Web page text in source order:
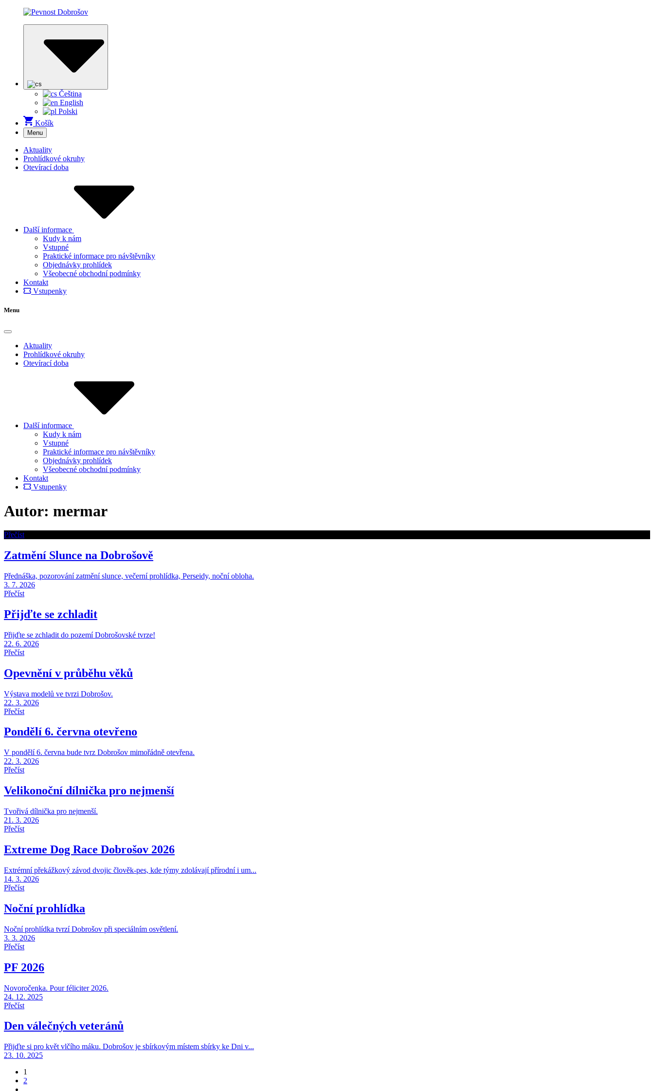
Čeština
English
Polski
Košík
Menu
Aktuality
Prohlídkové okruhy
Otevírací doba
Další informace
Kudy k nám
Vstupné
Praktické informace pro návštěvníky
Objednávky prohlídek
Všeobecné obchodní podmínky
Kontakt
Vstupenky
Menu
Aktuality
Prohlídkové okruhy
Otevírací doba
Další informace
Kudy k nám
Vstupné
Praktické informace pro návštěvníky
Objednávky prohlídek
Všeobecné obchodní podmínky
Kontakt
Vstupenky
Autor: mermar
Přečíst
Zatmění Slunce na Dobrošově
Přednáška, pozorování zatmění slunce, večerní prohlídka, Perseidy, noční obloha.
3. 7. 2026
Přečíst
Přijďte se zchladit
Přijďte se zchladit do pozemí Dobrošovské tvrze!
22. 6. 2026
Přečíst
Opevnění v průběhu věků
Výstava modelů ve tvrzi Dobrošov.
22. 3. 2026
Přečíst
Pondělí 6. června otevřeno
V pondělí 6. června bude tvrz Dobrošov mimořádně otevřena.
22. 3. 2026
Přečíst
Velikonoční dílnička pro nejmenší
Tvořivá dílnička pro nejmenší.
21. 3. 2026
Přečíst
Extreme Dog Race Dobrošov 2026
Extrémní překážkový závod dvojic člověk-pes, kde týmy zdolávají přírodní i um...
14. 3. 2026
Přečíst
Noční prohlídka
Noční prohlídka tvrzí Dobrošov při speciálním osvětlení.
3. 3. 2026
Přečíst
PF 2026
Novoročenka. Pour féliciter 2026.
24. 12. 2025
Přečíst
Den válečných veteránů
Přijďte si pro květ vlčího máku. Dobrošov je sbírkovým místem sbírky ke Dni v...
23. 10. 2025
Stránkování
příspěvků
1
2